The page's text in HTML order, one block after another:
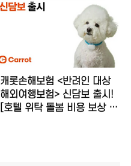
캐롯손해보험 <반려인 대상
해외여행보험> 신담보 출시!
[호텔 위탁 돌봄 비용 보상 내